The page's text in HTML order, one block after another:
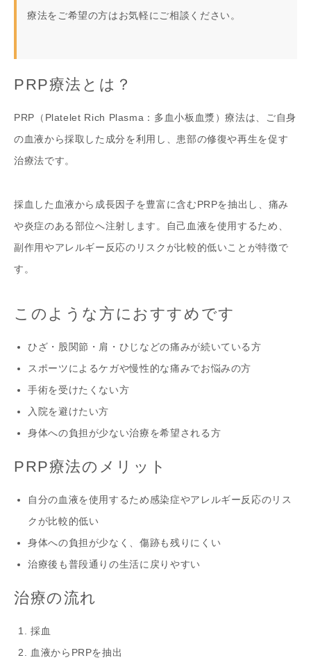
療法をご希望の方はお気軽にご相談ください。
PRP療法とは？
PRP（Platelet Rich Plasma：多血小板血漿）療法は、ご自身
の血液から採取した成分を利用し、患部の修復や再生を促す
治療法です。
採血した血液から成長因子を豊富に含むPRPを抽出し、痛み
や炎症のある部位へ注射します。自己血液を使用するため、
副作用やアレルギー反応のリスクが比較的低いことが特徴で
す。
このような方におすすめです
ひざ・股関節・肩・ひじなどの痛みが続いている方
スポーツによるケガや慢性的な痛みでお悩みの方
手術を受けたくない方
入院を避けたい方
身体への負担が少ない治療を希望される方
PRP療法のメリット
自分の血液を使用するため感染症やアレルギー反応のリス
クが比較的低い
身体への負担が少なく、傷跡も残りにくい
治療後も普段通りの生活に戻りやすい
治療の流れ
採血
血液からPRPを抽出